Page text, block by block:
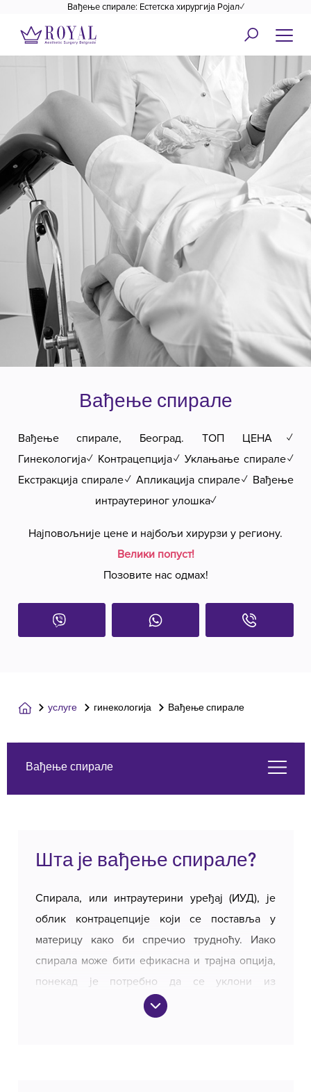
Вађење спирале: Естетска хирургија Ројал✓
Вађење спирале
Вађење спирале, Београд. ТОП ЦЕНА✓
Гинекологија✓ Контрацепција✓ Уклањање спирале✓
Екстракција спирале✓ Апликација спирале✓ Вађење
интраутериног улошка✓
Најповољније цене и најбољи хирурзи у региону.
Велики попуст!
Позовите нас одмах!
услуге гинекологија Вађење спирале
Вађење спирале
Симптоми
Услуге које нудимо
О нама
Цене и плаћање
Шта је вађење спирале?
Спирала, или интраутерини уређај (ИУД), је
облик контрацепције који се поставља у
материцу како би спречио трудноћу. Иако
спирала може бити ефикасна и трајна опција,
понекад је потребно да се уклони из
различитих разлога, као што су жеља за